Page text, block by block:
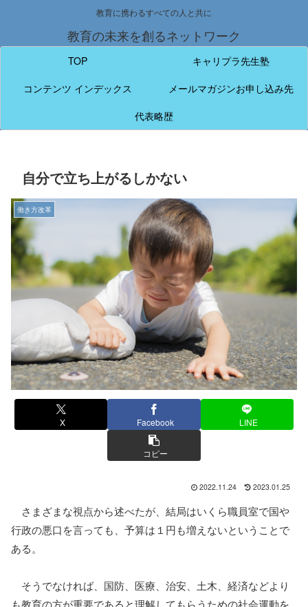
教育に携わるすべての人と共に
教育の未来を創るネットワーク
TOP
キャリプラ先生塾
コンテンツ インデックス
メールマガジンお申し込み先
代表略歴
自分で立ち上がるしかない
働き方改革
X Facebook LINE
コピー
2022.11.24 2023.01.25
さまざまな視点から述べたが、結局はいくら職員室で国や
行政の悪口を言っても、予算は１円も増えないということで
ある。
そうでなければ、国防、医療、治安、土木、経済などより